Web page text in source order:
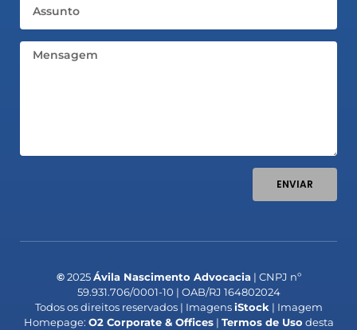
Mensagem
ENVIAR
©2025Ávila Nascimento Advocacia| CNPJ nº
59.931.706/0001-10 | OAB/RJ 164802024
Todos os direitos reservados | ImagensiStock| Imagem
Homepage: O2 Corporate & Offices| Termos de Uso desta